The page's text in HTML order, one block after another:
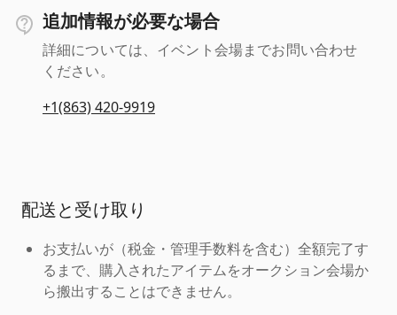
追加情報が必要な場合
詳細については、イベント会場までお問い合わせ
ください。
+1(863) 420-9919
配送と受け取り
お支払いが（税金・管理手数料を含む）全額完了す
るまで、購入されたアイテムをオークション会場か
ら搬出することはできません。